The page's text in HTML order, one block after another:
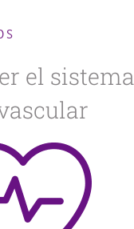
el sistema